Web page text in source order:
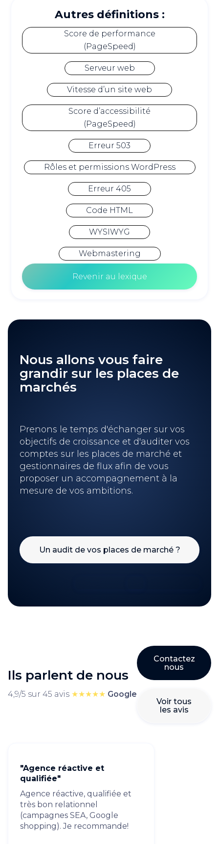
Autres définitions :
Score de performance
(PageSpeed)
Serveur web
Vitesse d’un site web
Score d’accessibilité
(PageSpeed)
Erreur 503
Rôles et permissions WordPress
Erreur 405
Code HTML
WYSIWYG
Webmastering
Revenir au lexique
Nous allons vous faire
grandir sur les places de
marchés
Prenons le temps d'échanger sur vos
objectifs de croissance et d'auditer vos
comptes sur les places de marché et
gestionnaires de flux afin de vous
proposer un accompagnement à la
mesure de vos ambitions.
Un audit de vos places de marché ?
Ils parlent de nous
4,9/5 sur 45 avis ★★★★★ Google
Contactez
nous
Voir tous
les avis
"Agence réactive et
qualifiée"
Agence réactive, qualifiée et
très bon relationnel
(campagnes SEA, Google
shopping). Je recommande!